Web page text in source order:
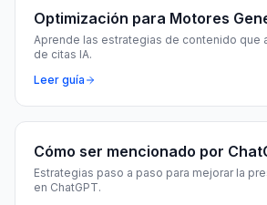
Optimización para Motores
Aprende las estrategias de contenido que
de citas IA.
Leer guía
Cómo ser mencionado por
Estrategias paso a paso para mejorar la
en ChatGPT.